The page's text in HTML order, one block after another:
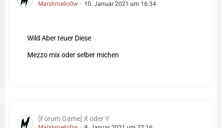
Marshmello0w 10. Januar 2021 um 16:34
Wild Aber teuer Diese
Mezzo mix oder selber michen
[Forum Game] X oder Y